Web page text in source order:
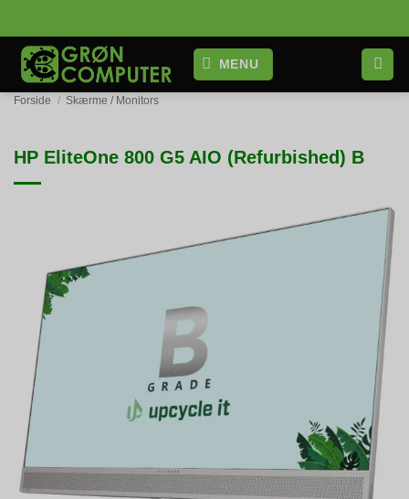
til
indhold
MENU
Forside / Skærme / Monitors
HP EliteOne 800 G5 AIO (Refurbished) B